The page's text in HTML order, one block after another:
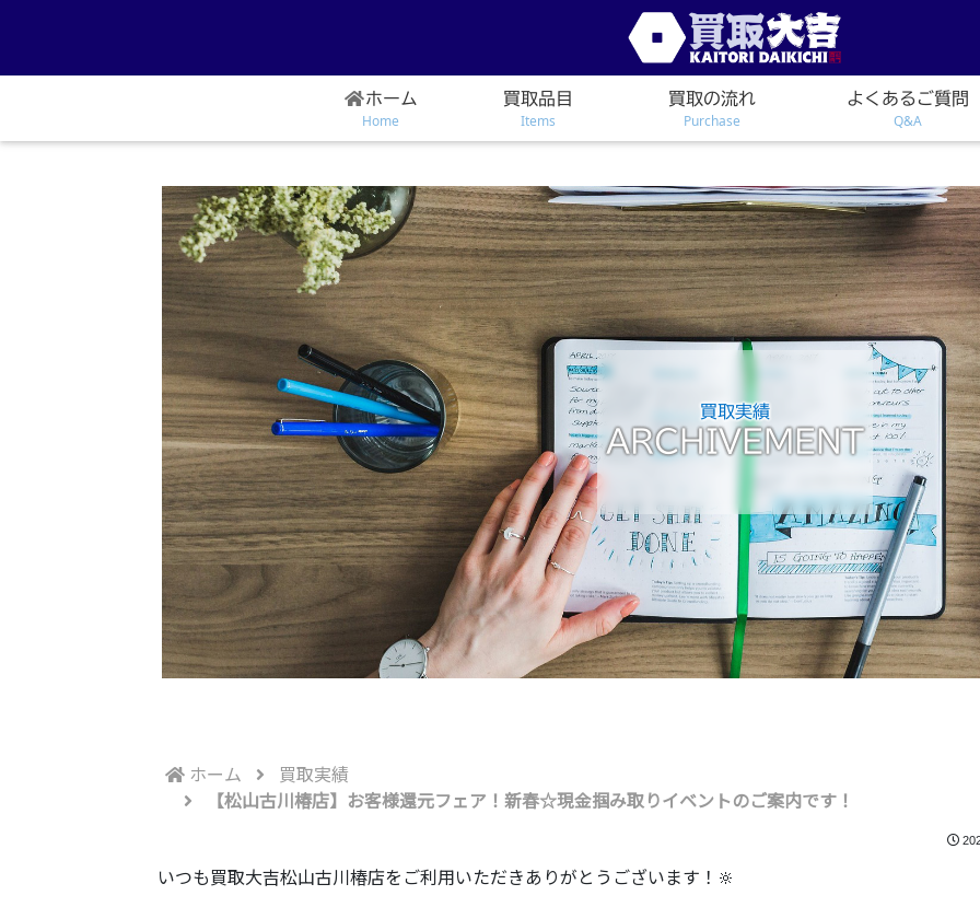
買取実績
ARCHIVEMENT
ホーム
Home
買取品目
Items
買取の流れ
Purchase
よくあるご質問
Q&A
ホーム
買取実績
【松山古川椿店】お客様還元フェア！新春☆現金掴み取りイベントのご案内です！
いつも買取大吉松山古川椿店をご利用いただきありがとうございます！🔆